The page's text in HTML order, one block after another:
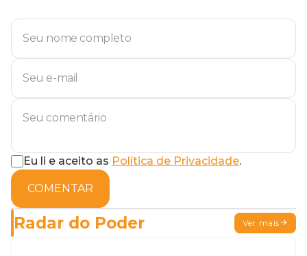
Eu li e aceito as Política de Privacidade.
COMENTAR
Radar do Poder Ver mais